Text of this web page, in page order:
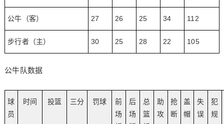
公牛（客） 27 26 25 34 112
步行者（主） 30 25 28 22 105
公牛队数据
球
员
时间 投篮 三分 罚球
前
场
后
场
总
篮
助
攻
抢
断
盖
帽
失
误
犯
规